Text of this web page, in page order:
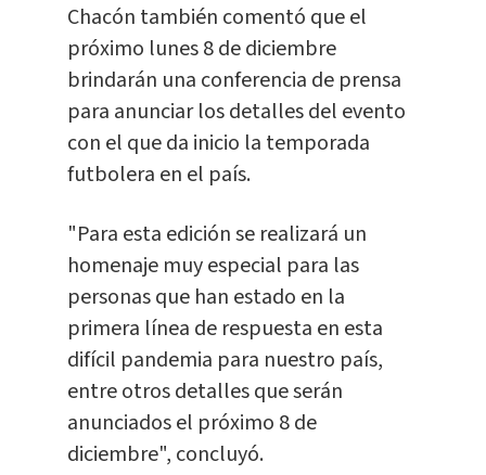
Chacón también comentó que el
próximo lunes 8 de diciembre
brindarán una conferencia de prensa
para anunciar los detalles del evento
con el que da inicio la temporada
futbolera en el país.
"Para esta edición se realizará un
homenaje muy especial para las
personas que han estado en la
primera línea de respuesta en esta
difícil pandemia para nuestro país,
entre otros detalles que serán
anunciados el próximo 8 de
diciembre", concluyó.